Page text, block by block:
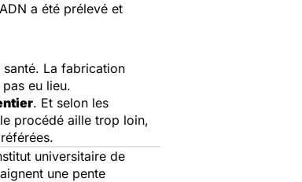
a été prélevé et
La fabrication
eu lieu.
. Et selon les
procédé aille trop loin,
universitaire de
une pente